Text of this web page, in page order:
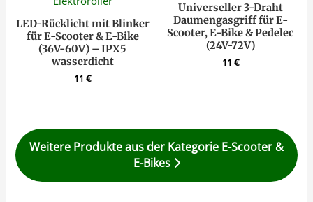
LED-Rücklicht mit Blinker
für E-Scooter & E-Bike
(36V-60V) – IPX5
wasserdicht
11€
Universeller 3-Draht
Daumengasgriff für E-
Scooter, E-Bike & Pedelec
(24V-72V)
11 €
Weitere Produkte aus der Kategorie E-Scooter &
E-Bikes